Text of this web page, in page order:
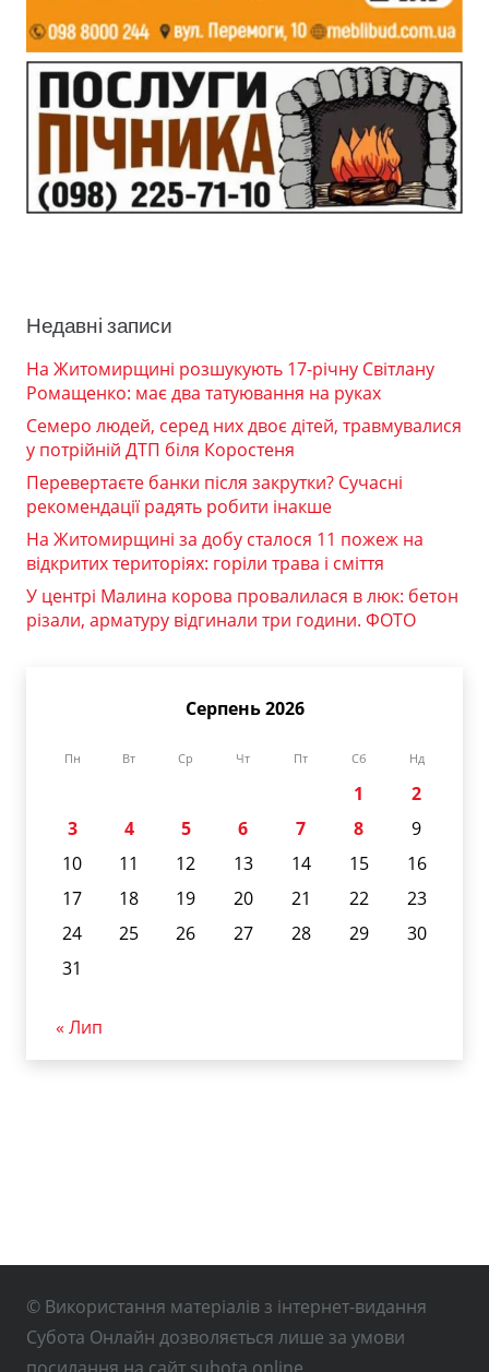
Недавні записи
На Житомирщині розшукують 17-річну Світлану
Ромащенко: має два татуювання на руках
Семеро людей, серед них двоє дітей, травмувалися
у потрійній ДТП біля Коростеня
Перевертаєте банки після закрутки? Сучасні
рекомендації радять робити інакше
На Житомирщині за добу сталося 11 пожеж на
відкритих територіях: горіли трава і сміття
У центрі Малина корова провалилася в люк: бетон
різали, арматуру відгинали три години. ФОТО
Серпень 2026
Пн Вт Ср Чт Пт Сб Нд
1
2
3
4 5 6 7 8
9
10
11 12 13 14 15
16
17
18 19 20 21 22
23
24
25 26 27 28 29
30
31
« Лип
© Використання матеріалів з інтернет-видання
Субота Онлайн дозволяється лише за умови
посилання на сайт subota.online